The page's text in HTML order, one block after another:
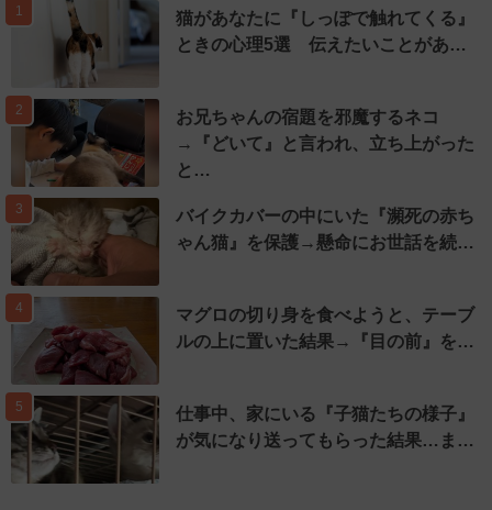
1
猫があなたに『しっぽで触れてくる』
ときの心理5選 伝えたいことがあ…
2
お兄ちゃんの宿題を邪魔するネコ
→『どいて』と言われ、立ち上がった
と…
3
バイクカバーの中にいた『瀕死の赤ち
ゃん猫』を保護→懸命にお世話を続…
4
マグロの切り身を食べようと、テーブ
ルの上に置いた結果→『目の前』を…
5
仕事中、家にいる『子猫たちの様子』
が気になり送ってもらった結果…ま…